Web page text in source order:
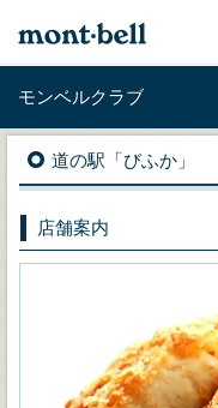
モンベルクラブ
道の駅「びふか」
店舗案内